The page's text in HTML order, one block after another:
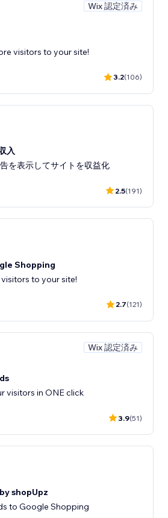
Wix 認定済み
visitors to your site!
3.2(106)
入
を表示してサイトを収益化
2.5(191)
Shopping
to your site!
2.7(121)
Wix 認定済み
visitors in ONE click
3.9(51)
shopUpz
to Google Shopping